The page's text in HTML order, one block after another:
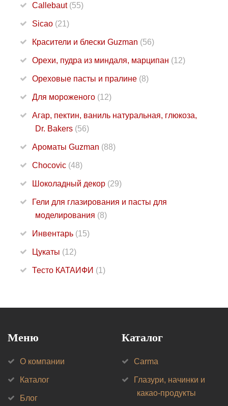
Callebaut (55)
Sicao (21)
Красители и блески Guzman (56)
Орехи, пудра из миндаля, марципан (12)
Ореховые пасты и пралине (8)
Для мороженого (12)
Агар, пектин, ваниль натуральная, глюкоза,
Dr. Bakers (56)
Ароматы Guzman (88)
Chocovic (48)
Шоколадный декор (29)
Гели для глазирования и пасты для
моделирования (8)
Инвентарь (15)
Цукаты (12)
Тесто КАТАИФИ (1)
Меню
О компании
Каталог
Блог
Каталог
Carma
Глазури, начинки и
какао-продукты